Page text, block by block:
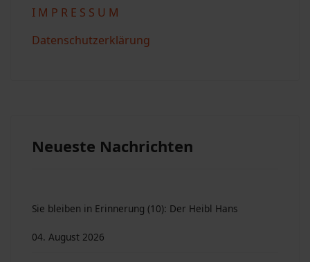
I M P R E S S U M
Datenschutzerklärung
Neueste Nachrichten
Sie bleiben in Erinnerung (10): Der Heibl Hans
04. August 2026